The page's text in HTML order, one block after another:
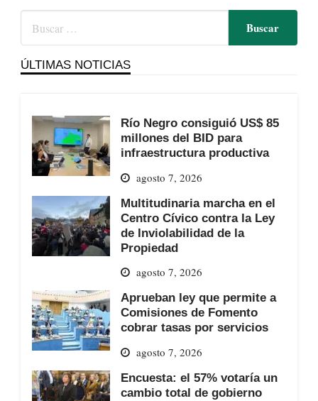
ÚLTIMAS NOTICIAS
Río Negro consiguió US$ 85
millones del BID para
infraestructura productiva
agosto 7, 2026
Multitudinaria marcha en el
Centro Cívico contra la Ley
de Inviolabilidad de la
Propiedad
agosto 7, 2026
Aprueban ley que permite a
Comisiones de Fomento
cobrar tasas por servicios
agosto 7, 2026
Encuesta: el 57% votaría un
cambio total de gobierno